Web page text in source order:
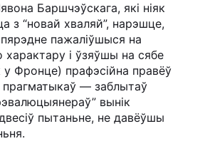
Баршчэўскага, які ніяк
з “новай хваляй”, нарэшце,
пажаліўшыся на
характару і ўзяўшы на сябе
у Фронце) прафэсійна правёў
прагматыкаў — заблытаў
вынік
пытаньне, не давёўшы